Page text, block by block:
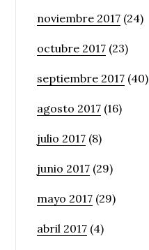
noviembre 2017 (24)
octubre 2017 (23)
septiembre 2017 (40)
agosto 2017 (16)
julio 2017 (8)
junio 2017 (29)
mayo 2017 (29)
abril 2017 (4)